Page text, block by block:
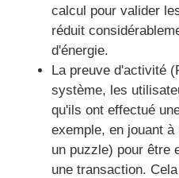
calcul pour valider
réduit
d'énergie.
La preuve d'activité
système, les
qu'ils ont effectué
exemple, en jouant
un puzzle) pour être
une transaction.